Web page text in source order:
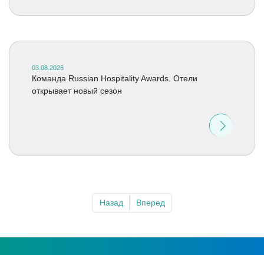
03.08.2026
Команда Russian Hospitality Awards. Отели
открывает новый сезон
Назад Вперед